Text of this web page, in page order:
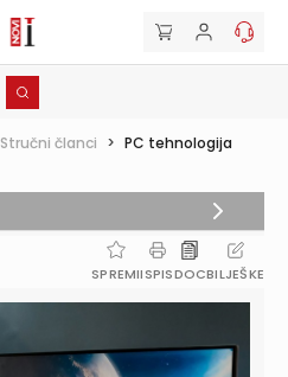
Stručni članci > PC tehnologija
SPREMIISPISDOCBILJEŠKE